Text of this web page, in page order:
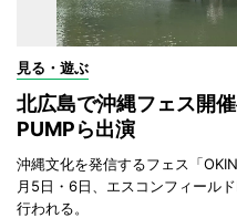
見る・遊ぶ
北広島で沖縄フェス開
PUMPら出演
沖縄文化を発信するフェス「
月5日・6日、エスコンフィール
行われる。